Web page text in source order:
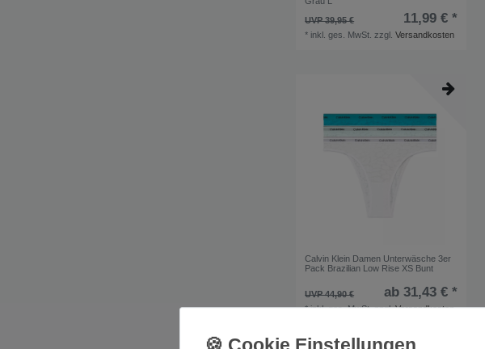
UVP 39,95 €
11,99 € *
* inkl. ges. MwSt. zzgl.Versandkosten
Calvin Klein Damen Unterwäsche 3er
Pack Brazilian Low Rise XS Bunt
UVP 44,90 € ab 31,43 € *
*inkl. ges. MwSt.zzgl.Versandkosten